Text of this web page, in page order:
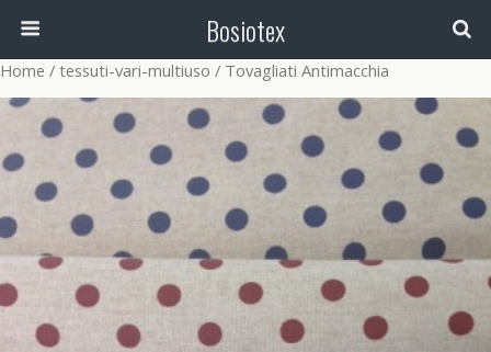
Bosiotex
Home / tessuti-vari-multiuso / Tovagliati Antimacchia